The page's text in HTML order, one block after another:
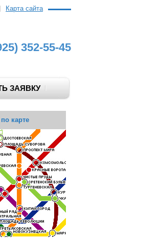
Карта сайта
352-55-45
ЗАЯВКУ
карте